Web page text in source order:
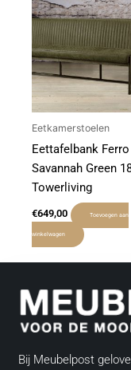
Eetkamerstoelen
Eettafelbank Ferro
Savannah Green
Towerliving
€649,00 Toevoegen aan
winkelwagen
Bij Meubelpost